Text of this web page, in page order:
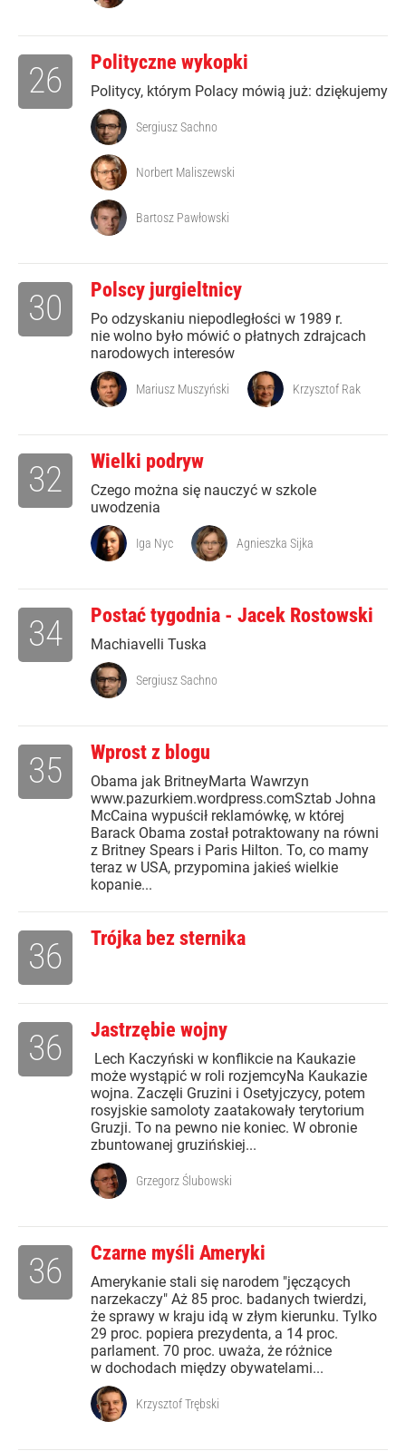
Polityczne wykopki
Politycy, którym Polacy mówią już: dziękujemy
26
Sergiusz Sachno
Norbert Maliszewski
Bartosz Pawłowski
Polscy jurgieltnicy
Po odzyskaniu niepodległości w 1989 r.
nie wolno było mówić o płatnych zdrajcach
narodowych interesów
30
Mariusz Muszyński Krzysztof Rak
Wielki podryw
Czego można się nauczyć w szkole
uwodzenia
32
Iga Nyc Agnieszka Sijka
Postać tygodnia - Jacek Rostowski
Machiavelli Tuska
34
Sergiusz Sachno
Wprost z blogu
Obama jak BritneyMarta Wawrzyn
www.pazurkiem.wordpress.comSztab Johna
McCaina wypuścił reklamówkę, w której
Barack Obama został potraktowany na równi
z Britney Spears i Paris Hilton. To, co mamy
teraz w USA, przypomina jakieś wielkie
kopanie...
35
Trójka bez sternika
36
Jastrzębie wojny
Lech Kaczyński w konflikcie na Kaukazie
może wystąpić w roli rozjemcyNa Kaukazie
wojna. Zaczęli Gruzini i Osetyjczycy, potem
rosyjskie samoloty zaatakowały terytorium
Gruzji. To na pewno nie koniec. W obronie
zbuntowanej gruzińskiej...
36
Grzegorz Ślubowski
Czarne myśli Ameryki
Amerykanie stali się narodem "jęczących
narzekaczy" Aż 85 proc. badanych twierdzi,
że sprawy w kraju idą w złym kierunku. Tylko
29 proc. popiera prezydenta, a 14 proc.
parlament. 70 proc. uważa, że różnice
w dochodach między obywatelami...
36
Krzysztof Trębski